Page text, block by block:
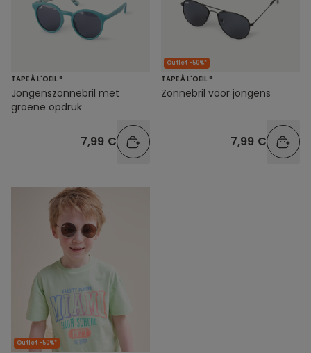
TAPE À L'OEIL ®
Jongenszonnebril met
groene opdruk
7,99 €
Outlet -50%*
TAPE À L'OEIL ®
Zonnebril voor jongens
7,99 €
Outlet -50%*